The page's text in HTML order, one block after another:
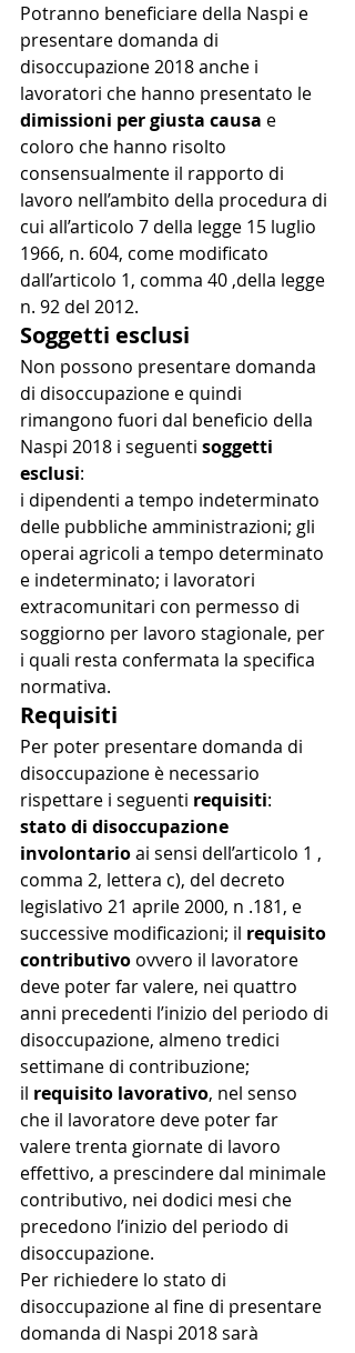
Potranno beneficiare della Naspi e
presentare domanda di
disoccupazione 2018 anche i
lavoratori che hanno presentato le
dimissioni per giusta causa e
coloro che hanno risolto
consensualmente il rapporto di
lavoro nell’ambito della procedura di
cui all’articolo 7 della legge 15 luglio
1966, n. 604, come modificato
dall’articolo 1, comma 40 ,della legge
n. 92 del 2012.
Soggetti esclusi
Non possono presentare domanda
di disoccupazione e quindi
rimangono fuori dal beneficio della
Naspi 2018 i seguenti soggetti
esclusi:
i dipendenti a tempo indeterminato
delle pubbliche amministrazioni; gli
operai agricoli a tempo determinato
e indeterminato; i lavoratori
extracomunitari con permesso di
soggiorno per lavoro stagionale, per
i quali resta confermata la specifica
normativa.
Requisiti
Per poter presentare domanda di
disoccupazione è necessario
rispettare i seguenti requisiti:
stato di disoccupazione
involontario ai sensi dell’articolo 1 ,
comma 2, lettera c), del decreto
legislativo 21 aprile 2000, n .181, e
successive modificazioni; il requisito
contributivo ovvero il lavoratore
deve poter far valere, nei quattro
anni precedenti l’inizio del periodo di
disoccupazione, almeno tredici
settimane di contribuzione;
il requisito lavorativo, nel senso
che il lavoratore deve poter far
valere trenta giornate di lavoro
effettivo, a prescindere dal minimale
contributivo, nei dodici mesi che
precedono l’inizio del periodo di
disoccupazione.
Per richiedere lo stato di
disoccupazione al fine di presentare
domanda di Naspi 2018 sarà